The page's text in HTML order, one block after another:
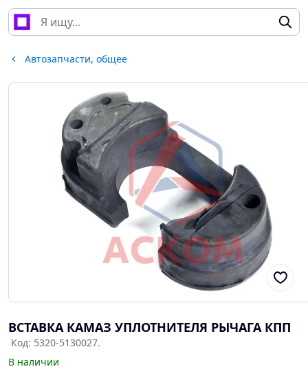
Автозапчасти, общее
ВСТАВКА КАМАЗ УПЛОТНИТЕЛЯ РЫЧАГА КПП
Код: 5320-5130027.
В наличии